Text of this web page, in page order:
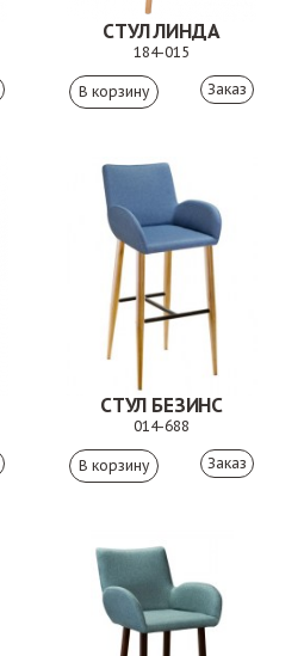
СТУЛ ЛИНДА
184-015
Заказ
СТУЛ БЕЗИНС
014-688
Заказ